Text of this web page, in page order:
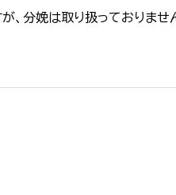
、分娩は取り扱っておりま